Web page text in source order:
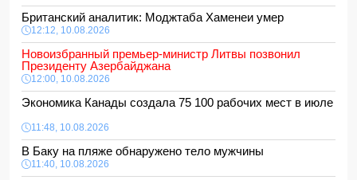
Британский аналитик: Моджтаба Хаменеи умер
12:12, 10.08.2026
Новоизбранный премьер-министр Литвы позвонил
Президенту Азербайджана
12:00, 10.08.2026
Экономика Канады создала 75 100 рабочих мест в июле
11:48, 10.08.2026
В Баку на пляже обнаружено тело мужчины
11:40, 10.08.2026